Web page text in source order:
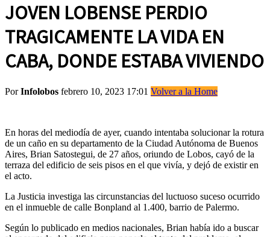
JOVEN LOBENSE PERDIO
TRAGICAMENTE LA VIDA EN
CABA, DONDE ESTABA VIVIENDO
PorInfolobos febrero 10, 2023 17:01 Volver a la Home
En horas del mediodía de ayer, cuando intentaba solucionar la rotura
de un caño en su departamento de la Ciudad Autónoma de Buenos
Aires, Brian Satostegui, de 27 años, oriundo de Lobos, cayó de la
terraza del edificio de seis pisos en el que vivía, y dejó de existir en
el acto.
La Justicia investiga las circunstancias del luctuoso suceso ocurrido
en el inmueble de calle Bonpland al 1.400, barrio de Palermo.
Según lo publicado en medios nacionales, Brian había ido a buscar